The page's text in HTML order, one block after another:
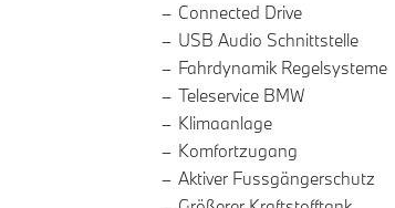
Connected Drive
USB Audio Schnittstelle
Fahrdynamik Regelsysteme
Teleservice BMW
Klimaanlage
Komfortzugang
Aktiver Fussgängerschutz